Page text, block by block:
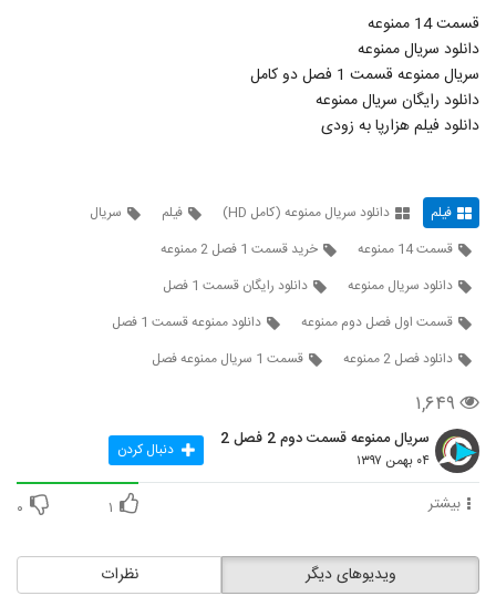
100 (قانونی) | دانلود قسمت دوم فصل دوم ممنوعه
(online) بدون سانسور و رایگان
قسمت 14 ممنوعه
دانلود سریال ممنوعه
سریال ممنوعه قسمت 1 فصل دو کامل
دانلود رایگان سریال ممنوعه
دانلود فیلم هزارپا به زودی
فیلم دانلود سریال ممنوعه (کامل HD) فیلم
سریال
قسمت 14 ممنوعه
خرید قسمت 1 فصل 2 ممنوعه
دانلود سریال ممنوعه
دانلود رایگان قسمت 1 فصل
قسمت اول فصل دوم ممنوعه
دانلود ممنوعه قسمت 1 فصل
دانلود فصل 2 ممنوعه
قسمت 1 سریال ممنوعه فصل
۱,۶۴۹
سریال ممنوعه قسمت دوم 2 فصل 2
۰۴ بهمن ۱۳۹۷ دنبال کردن
بیشتر ۱ ۰
نظرات ویدیوهای دیگر